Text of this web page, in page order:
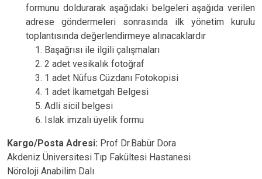
formunu doldurarak aşağıdaki belgeleri aşağıda verilen
adrese göndermeleri sonrasında ilk yönetim kurulu
toplantısında değerlendirmeye alınacaklardır
Başağrısı ile ilgili çalışmaları
2 adet vesikalık fotoğraf
1 adet Nüfus Cüzdanı Fotokopisi
1 adet İkametgah Belgesi
Adli sicil belgesi
Islak imzalı üyelik formu
Kargo/Posta Adresi: Prof Dr.Babür Dora
Akdeniz Üniversitesi Tıp Fakültesi Hastanesi
Nöroloji Anabilim Dalı